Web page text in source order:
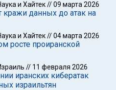
и Хайтек//09 марта 2026
кражи данных до атак на
и Хайтек//04 марта 2026
росте проиранской
// 11 февраля 2026
иранских кибератак
израильтян